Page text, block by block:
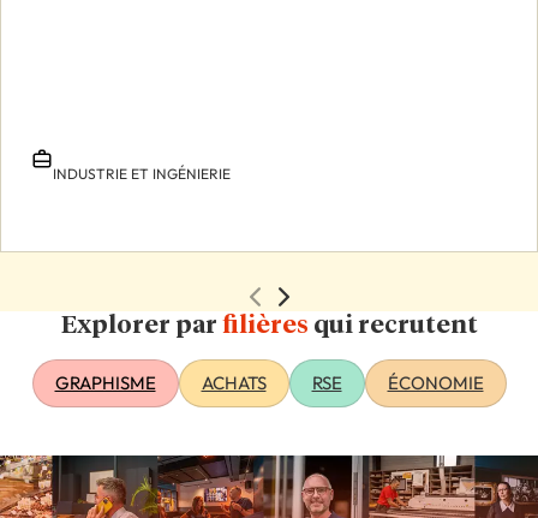
INDUSTRIE ET INGÉNIERIE
Explorer par filières qui recrutent
GRAPHISME ACHATS RSE ÉCONOMIE